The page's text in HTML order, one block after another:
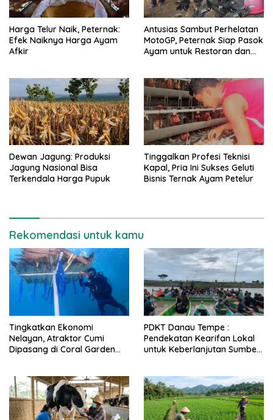
Harga Telur Naik, Peternak:
Efek Naiknya Harga Ayam
Afkir
Antusias Sambut Perhelatan
MotoGP, Peternak Siap Pasok
Ayam untuk Restoran dan
Dewan Jagung: Produksi
Jagung Nasional Bisa
Terkendala Harga Pupuk
Tinggalkan Profesi Teknisi
Kapal, Pria Ini Sukses Geluti
Bisnis Ternak Ayam Petelur
Rekomendasi untuk kamu
Tingkatkan Ekonomi
Nelayan, Atraktor Cumi
Dipasang di Coral Garden
PDKT Danau Tempe :
Pendekatan Kearifan Lokal
untuk Keberlanjutan Sumber